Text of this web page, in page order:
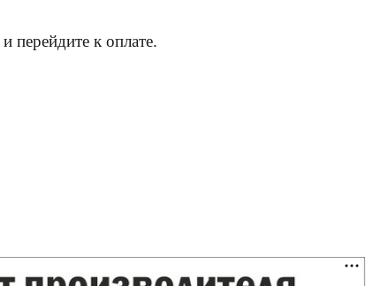
и перейдите к оплате.